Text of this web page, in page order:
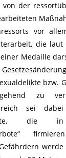
der
vor
die laut
Medaille
bzw.
zu
sei
die